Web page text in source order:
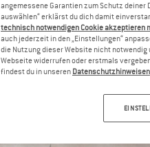
angemessene Garantien zum Schutz deiner
auswählen“ erklärst du dich damit
technisch notwendigen Cookie akzeptieren
auch jederzeit in den „Einstellungen“
die Nutzung dieser Website nicht
Webseite widerrufen oder erstmals
findest du in unseren Datenschutzhinweisen